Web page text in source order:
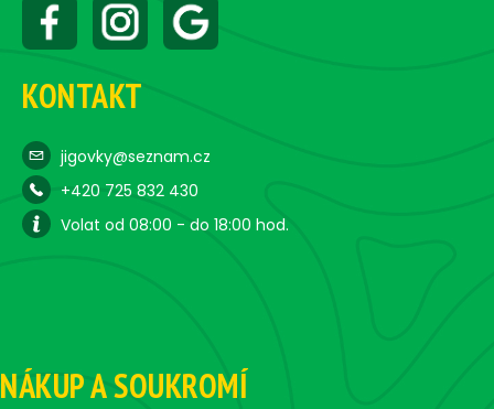
KONTAKT
jigovky@seznam.cz
+420 725 832 430
Volat od 08:00 - do 18:00 hod.
NÁKUP A SOUKROMÍ